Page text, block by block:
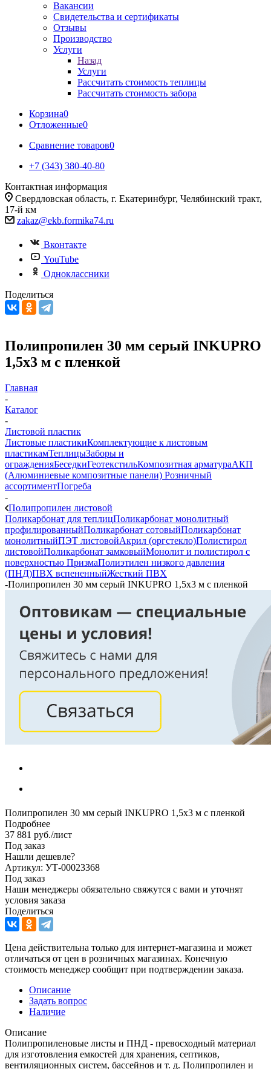
Вакансии
Свидетельства и сертификаты
Отзывы
Производство
Услуги
Назад
Услуги
Рассчитать стоимость теплицы
Рассчитать стоимость забора
Корзина0
Отложенные0
Сравнение товаров0
+7 (343) 380-40-80
Контактная информация
Свердловская область, г. Екатеринбург, Челябинский тракт,
17-й км
zakaz@ekb.formika74.ru
Вконтакте
YouTube
Одноклассники
Поделиться
Полипропилен 30 мм серый INKUPRO
1,5х3 м с пленкой
Главная
-
Каталог
-
Листовой пластик
Листовые пластикиКомплектующие к листовым
пластикамТеплицыЗаборы и
огражденияБеседкиГеотекстильКомпозитная арматураАКП
(Алюминиевые композитные панели) Розничный
ассортиментПогреба
-
Полипропилен листовой
Поликарбонат для теплицПоликарбонат монолитный
профилированныйПоликарбонат сотовыйПоликарбонат
монолитныйПЭТ листовойАкрил (оргстекло)Полистирол
листовойПоликарбонат замковыйМонолит и полистирол с
поверхностью ПризмаПолиэтилен низкого давления
(ПНД)ПВХ вспененныйЖесткий ПВХ
-Полипропилен 30 мм серый INKUPRO 1,5х3 м с пленкой
Полипропилен 30 мм серый INKUPRO 1,5х3 м с пленкой
Подробнее
37 881 руб./лист
Под заказ
Нашли дешевле?
Артикул: УТ-00023368
Под заказ
Наши менеджеры обязательно свяжутся с вами и уточнят
условия заказа
Поделиться
Цена действительна только для интернет-магазина и может
отличаться от цен в розничных магазинах. Конечную
стоимость менеджер сообщит при подтверждении заказа.
Описание
Задать вопрос
Наличие
Описание
Полипропиленовые листы и ПНД - превосходный материал
для изготовления емкостей для хранения, септиков,
вентиляционных систем, бассейнов и т. д. Полипропилен и